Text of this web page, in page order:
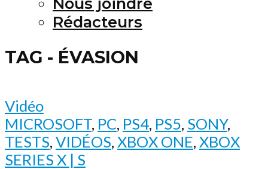
Rédacteurs
TAG - ÉVASION
Vidéo
MICROSOFT, PC, PS4, PS5, SONY,
TESTS, VIDÉOS, XBOX ONE, XBOX
SERIES X | S